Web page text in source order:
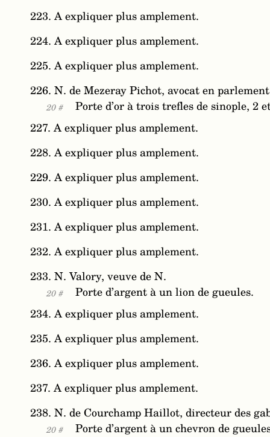
223. A expliquer plus amplement.
224. A expliquer plus amplement.
225. A expliquer plus amplement.
226. N. de Mezeray Pichot, avocat en
20 #
Porte d’or à trois trefles de sinople, 2
227. A expliquer plus amplement.
228. A expliquer plus amplement.
229. A expliquer plus amplement.
230. A expliquer plus amplement.
231. A expliquer plus amplement.
232. A expliquer plus amplement.
233. N. Valory, veuve de N.
20 #
Porte d’argent à un lion de gueules.
234. A expliquer plus amplement.
235. A expliquer plus amplement.
236. A expliquer plus amplement.
237. A expliquer plus amplement.
238. N. de Courchamp Haillot, directeur des
20 #
Porte d’argent à un chevron de